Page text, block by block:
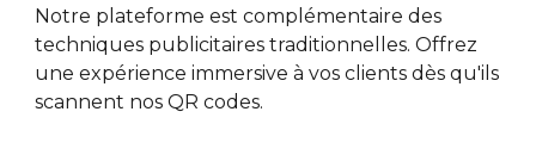
Notre plateforme est complémentaire des
techniques publicitaires traditionnelles. Offrez
une expérience immersive à vos clients dès qu'ils
scannent nos QR codes.